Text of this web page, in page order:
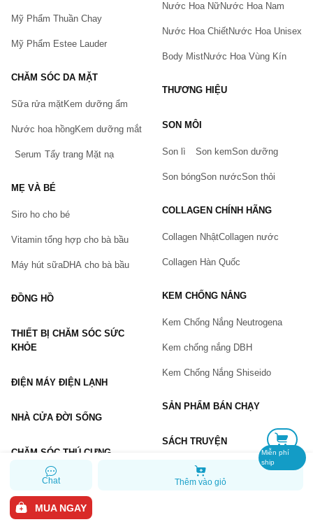
Chat Thêm vào giỏ
MUA NGAY
Miễn phí
ship
Bạn gặp vấn đề về sản phẩm hay mua hàng?
Hãy báo lỗi cho chúng tôi. Hoặc gọi cho chúng tôi qua số
Vấn đề(*)
GỬI BÁO LỖI
Mỹ Phẩm Thuần Chay
Mỹ Phẩm Estee Lauder
CHĂM SÓC DA MẶT
Sữa rửa mặtKem dưỡng ẩm
Nước hoa hồngKem dưỡng mắt
Serum Tẩy trang Mặt nạ
MẸ VÀ BÉ
Siro ho cho bé
Vitamin tổng hợp cho bà bầu
Máy hút sữaDHA cho bà bầu
ĐỒNG HỒ
THIẾT BỊ CHĂM SÓC SỨC
KHỎE
ĐIỆN MÁY ĐIỆN LẠNH
NHÀ CỬA ĐỜI SỐNG
CHĂM SÓC THÚ CƯNG
Nước Hoa NữNước Hoa Nam
Nước Hoa ChiếtNước Hoa Unisex
Body MistNước Hoa Vùng Kín
THƯƠNG HIỆU
SON MÔI
Son lì Son kemSon dưỡng
Son bóngSon nướcSon thỏi
COLLAGEN CHÍNH HÃNG
Collagen NhậtCollagen nước
Collagen Hàn Quốc
KEM CHỐNG NẮNG
Kem Chống Nắng Neutrogena
Kem chống nắng DBH
Kem Chống Nắng Shiseido
SẢN PHẨM BÁN CHẠY
SÁCH TRUYỆN